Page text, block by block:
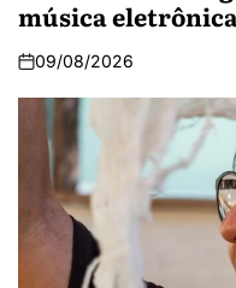
música
09/08/2026